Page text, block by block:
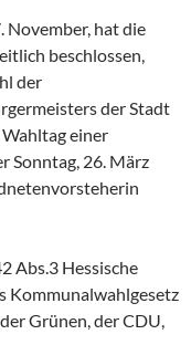
November, hat die
beschlossen,
der
der Stadt
einer
Sonntag, 26. März
Abs.3 Hessische
Kommunalwahlgesetz
Grünen, der CDU,